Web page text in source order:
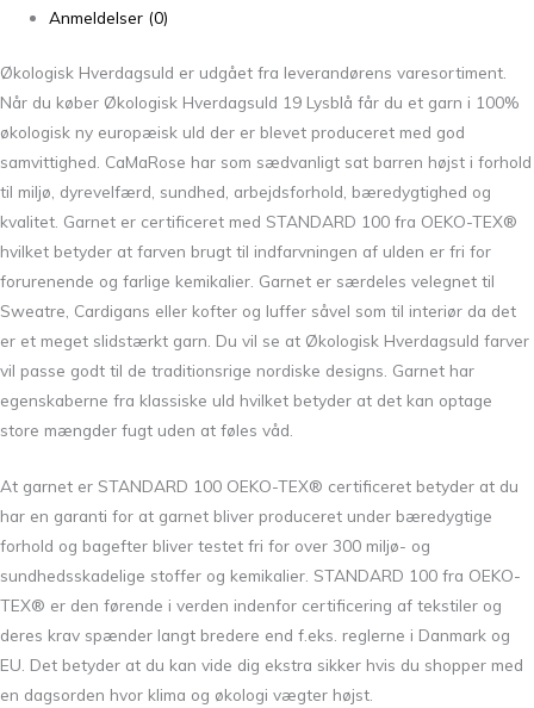
Anmeldelser (0)
Økologisk Hverdagsuld er udgået fra leverandørens varesortiment.
Når du køber Økologisk Hverdagsuld 19 Lysblå får du et garn i 100%
økologisk ny europæisk uld der er blevet produceret med god
samvittighed. CaMaRose har som sædvanligt sat barren højst i forhold
til miljø, dyrevelfærd, sundhed, arbejdsforhold, bæredygtighed og
kvalitet. Garnet er certificeret med STANDARD 100 fra OEKO-TEX®
hvilket betyder at farven brugt til indfarvningen af ulden er fri for
forurenende og farlige kemikalier. Garnet er særdeles velegnet til
Sweatre, Cardigans eller kofter og luffer såvel som til interiør da det
er et meget slidstærkt garn. Du vil se at Økologisk Hverdagsuld farver
vil passe godt til de traditionsrige nordiske designs. Garnet har
egenskaberne fra klassiske uld hvilket betyder at det kan optage
store mængder fugt uden at føles våd.
At garnet er STANDARD 100 OEKO-TEX® certificeret betyder at du
har en garanti for at garnet bliver produceret under bæredygtige
forhold og bagefter bliver testet fri for over 300 miljø- og
sundhedsskadelige stoffer og kemikalier. STANDARD 100 fra OEKO-
TEX® er den førende i verden indenfor certificering af tekstiler og
deres krav spænder langt bredere end f.eks. reglerne i Danmark og
EU. Det betyder at du kan vide dig ekstra sikker hvis du shopper med
en dagsorden hvor klima og økologi vægter højst.